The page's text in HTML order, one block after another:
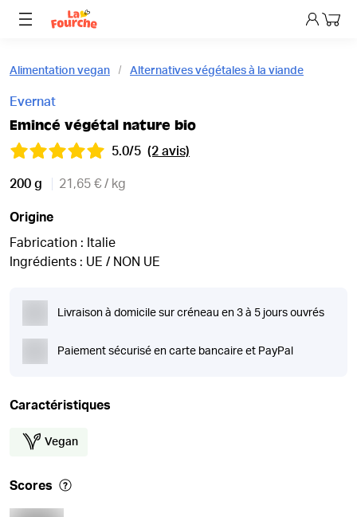
Mon
Alimentation vegan Alternatives végétales à la viande
Evernat
Emincé végétal nature bio
5.0/5 (2 avis)
200 g 21,65 € / kg
Origine
Fabrication : Italie
Ingrédients : UE / NON UE
Livraison à domicile sur créneau en 3 à 5 jours ouvrés
Paiement sécurisé en carte bancaire et PayPal
Caractéristiques
Vegan
Scores